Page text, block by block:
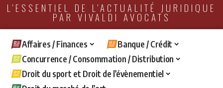
L'ESSENTIEL DE L'ACTUALITÉ JURIDIQUE
PAR VIVALDI AVOCATS
Affaires / Finances
Banque / Crédit
Concurrence / Consommation / Distribution
Droit du sport et Droit de l’évènementiel